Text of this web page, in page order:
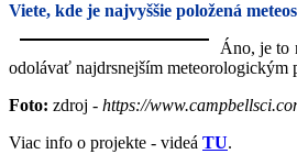
Viete, kde je najvyššie položená
Áno, je to
odolávať najdrsnejším meteorologickým
Foto: zdroj - https://
Viac info o projekte - videá TU.